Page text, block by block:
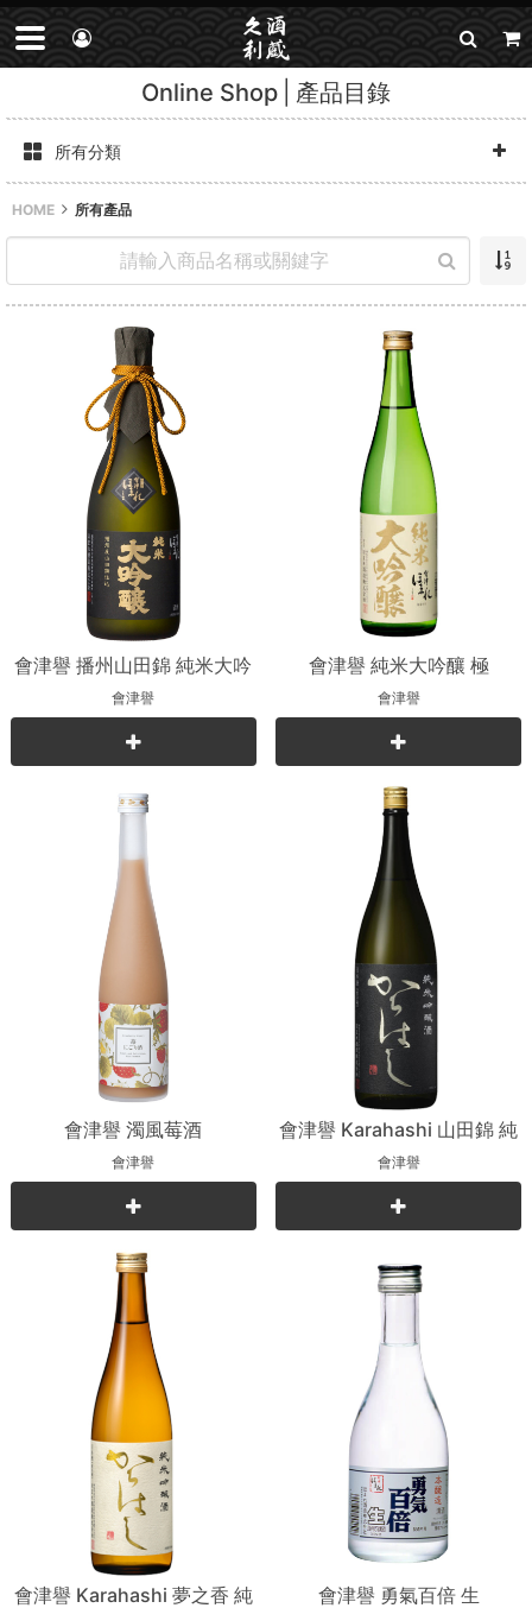
Online Shop 產品目錄
所有分類
HOME 所有產品
會津譽 播州山田錦 純米大吟
釀
會津譽
會津譽 純米大吟釀 極
會津譽
會津譽 濁風莓酒
會津譽
會津譽 Karahashi 山田錦 純
米吟釀
會津譽
會津譽 Karahashi 夢之香 純
會津譽 勇氣百倍 生